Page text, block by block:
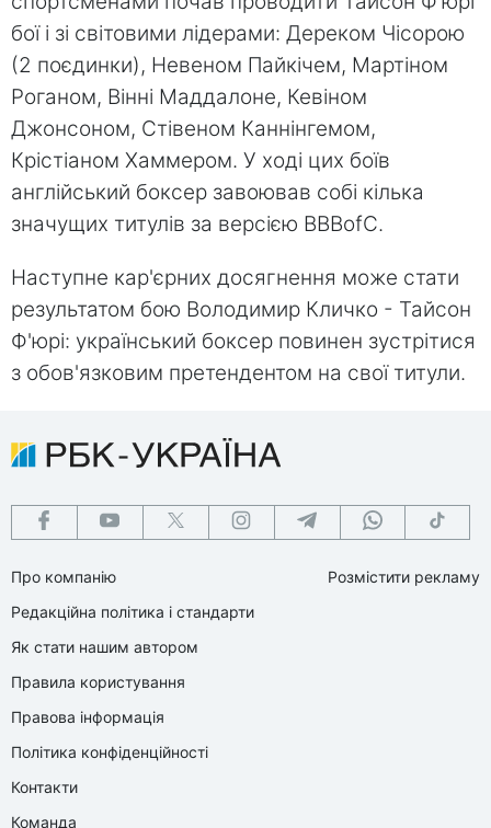
бої і зі світовими лідерами: Дереком Чісорою
(2 поєдинки), Невеном Пайкічем, Мартіном
Роганом, Вінні Маддалоне, Кевіном
Джонсоном, Стівеном Каннінгемом,
Крістіаном Хаммером. У ході цих боїв
англійський боксер завоював собі кілька
значущих титулів за версією BBBofC.
Наступне кар'єрних досягнення може стати
результатом бою Володимир Кличко - Тайсон
Ф'юрі: український боксер повинен зустрітися
з обов'язковим претендентом на свої титули.
Про компанію
Редакційна політика і стандарти
Як стати нашим автором
Правила користування
Правова інформація
Політика конфіденційності
Контакти
Команда
Розмістити рекламу